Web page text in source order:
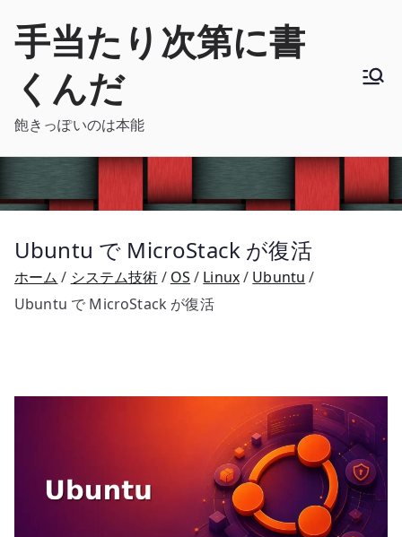
手当たり次第に書
くんだ
飽きっぽいのは本能
Ubuntu で MicroStack が復活
ホーム システム技術 OS Linux
Ubuntu
Ubuntu で MicroStack が復活